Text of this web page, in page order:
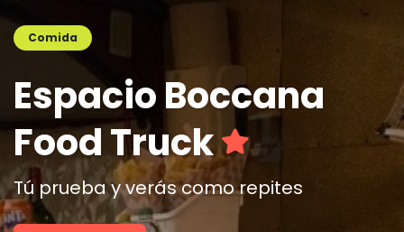
Comida
Espacio Boccana
Food Truck
Tú prueba y verás como repites